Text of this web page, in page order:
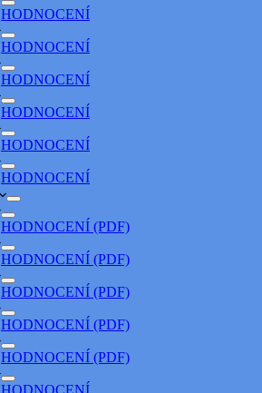
HODNOCENÍ
HODNOCENÍ
HODNOCENÍ
HODNOCENÍ
HODNOCENÍ
HODNOCENÍ
HODNOCENÍ (PDF)
HODNOCENÍ (PDF)
HODNOCENÍ (PDF)
HODNOCENÍ (PDF)
HODNOCENÍ (PDF)
HODNOCENÍ